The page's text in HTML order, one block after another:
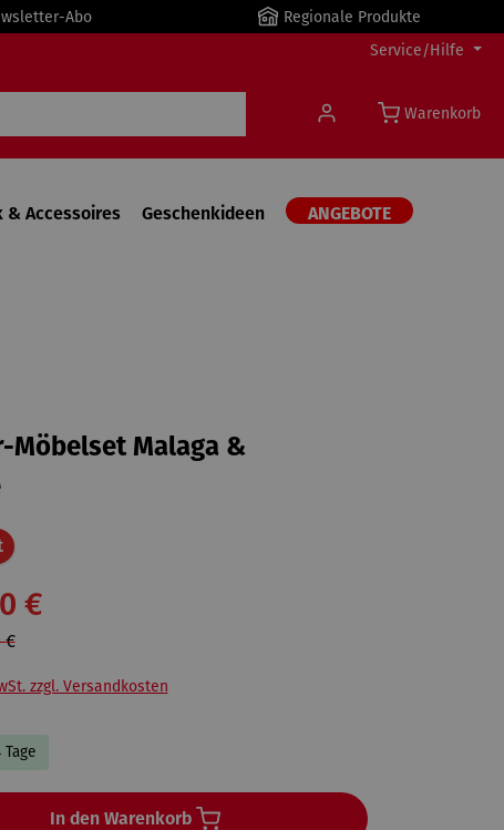
Abo
Regionale Produkte
Service/Hilfe
Warenkorb
& Accessoires Geschenkideen ANGEBOTE
Möbelset Malaga &
Rabatt
€
€
zzgl. Versandkosten
In den Warenkorb